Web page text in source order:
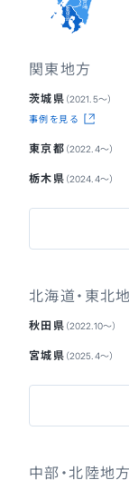
関東地方
茨城県 （2021.5〜）
事例を見る
東京都 （2022.4〜）
栃木県 （2024.4〜）
北海道・東北
秋田県 （2022.10〜）
宮城県 （2025.4〜）
中部・北陸地方